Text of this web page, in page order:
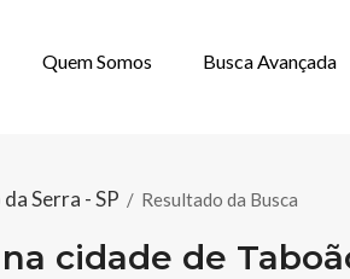
Quem Somos Busca Avançada
À
Serra - SP / Resultado da Busca
cidade de